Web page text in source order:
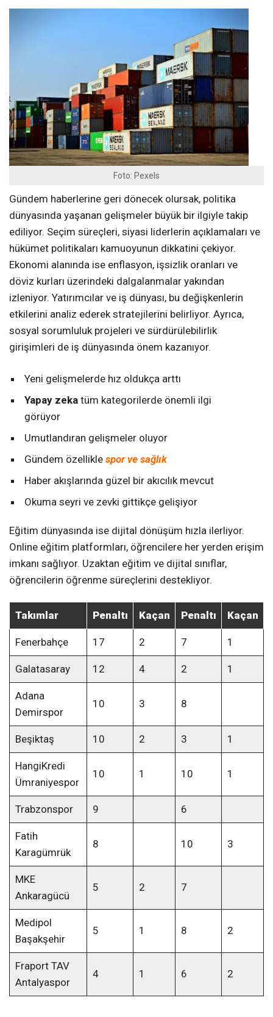
Foto: Pexels
Gündem haberlerine geri dönecek olursak, politika
dünyasında yaşanan gelişmeler büyük bir ilgiyle takip
ediliyor. Seçim süreçleri, siyasi liderlerin açıklamaları ve
hükümet politikaları kamuoyunun dikkatini çekiyor.
Ekonomi alanında ise enflasyon, işsizlik oranları ve
döviz kurları üzerindeki dalgalanmalar yakından
izleniyor. Yatırımcılar ve iş dünyası, bu değişkenlerin
etkilerini analiz ederek stratejilerini belirliyor. Ayrıca,
sosyal sorumluluk projeleri ve sürdürülebilirlik
girişimleri de iş dünyasında önem kazanıyor.
Yeni gelişmelerde hız oldukça arttı
Yapay zeka tüm kategorilerde önemli ilgi
görüyor
Umutlandıran gelişmeler oluyor
Gündem özellikle spor ve sağlık
Haber akışlarında güzel bir akıcılık mevcut
Okuma seyri ve zevki gittikçe gelişiyor
Eğitim dünyasında ise dijital dönüşüm hızla ilerliyor.
Online eğitim platformları, öğrencilere her yerden erişim
imkanı sağlıyor. Uzaktan eğitim ve dijital sınıflar,
öğrencilerin öğrenme süreçlerini destekliyor.
Takımlar Penaltı Kaçan Penaltı Kaçan
Fenerbahçe 17 2 7 1
Galatasaray 12 4 2 1
Adana
Demirspor
10 3 8
Beşiktaş 10 2 3 1
HangiKredi
Ümraniyespor
10 1 10 1
Trabzonspor 9 6
Fatih
Karagümrük
8 10 3
MKE
Ankaragücü
5 2 7
Medipol
Başakşehir
5 1 8 2
Fraport TAV
Antalyaspor
4 1 6 2